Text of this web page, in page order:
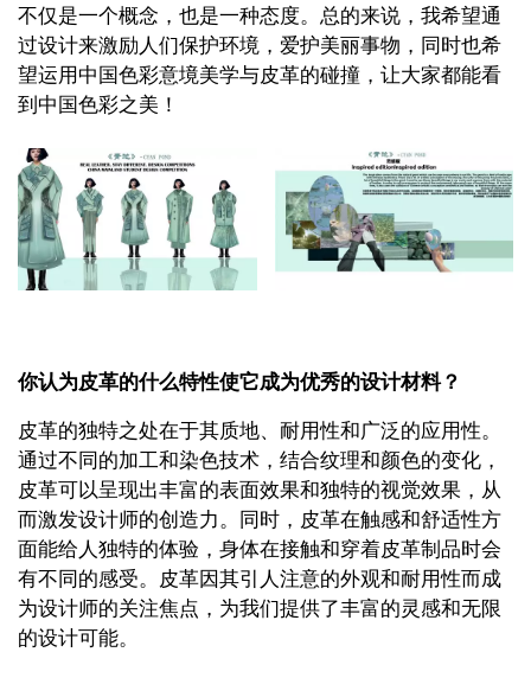
不仅是一个概念，也是一种态度。总的来说，我希望通
过设计来激励人们保护环境，爱护美丽事物，同时也希
望运用中国色彩意境美学与皮革的碰撞，让大家都能看
到中国色彩之美！
你认为皮革的什么特性使它成为优秀的设计材料？
皮革的独特之处在于其质地、耐用性和广泛的应用性。
通过不同的加工和染色技术，结合纹理和颜色的变化，
皮革可以呈现出丰富的表面效果和独特的视觉效果，从
而激发设计师的创造力。同时，皮革在触感和舒适性方
面能给人独特的体验，身体在接触和穿着皮革制品时会
有不同的感受。皮革因其引人注意的外观和耐用性而成
为设计师的关注焦点，为我们提供了丰富的灵感和无限
的设计可能。